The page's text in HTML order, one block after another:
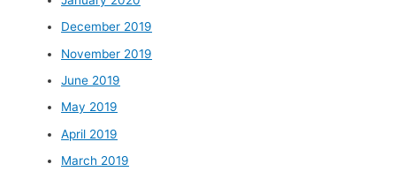
December 2019
November 2019
June 2019
May 2019
April 2019
March 2019